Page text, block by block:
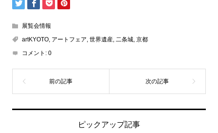
展覧会情報
artKYOTO, アートフェア, 世界遺産, 二条城, 京都
コメント: 0
ピックアップ記事